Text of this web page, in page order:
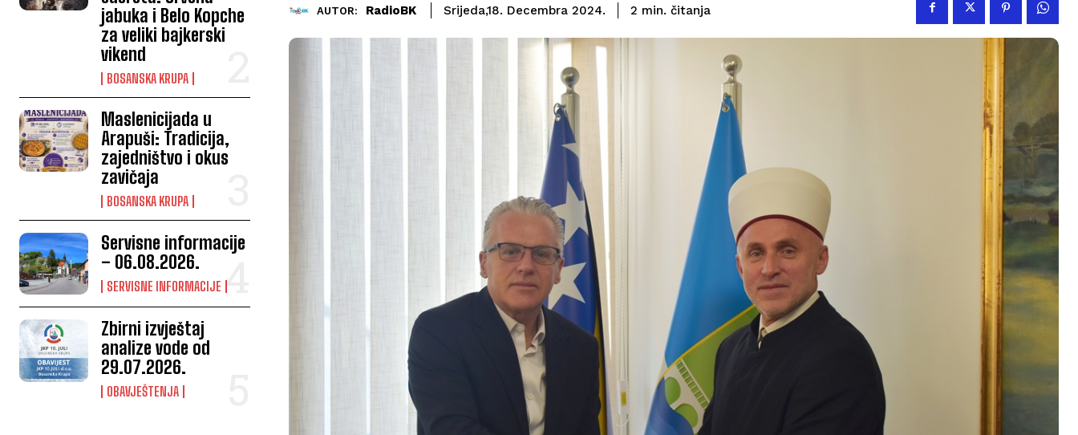
jabuka i Belo Kopche
za veliki bajkerski
vikend
BOSANSKA KRUPA
Maslenicijada u
Arapuši: Tradicija,
zajedništvo i okus
zavičaja
BOSANSKA KRUPA
Servisne informacije
– 06.08.2026.
SERVISNE INFORMACIJE
Zbirni izvještaj
analize vode od
29.07.2026.
OBAVJEŠTENJA
AUTOR: RadioBK Srijeda,18. Decembra 2024. 2 min. čitanja